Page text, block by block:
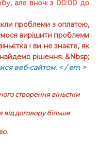
але вночі з 00:00 до
проблеми з оплатою,
вирішити проблеми
і ви не знаєте, як
рішення. &Nbsp;
веб-сайтом. < / em >
створення віньєтки
від договору більше